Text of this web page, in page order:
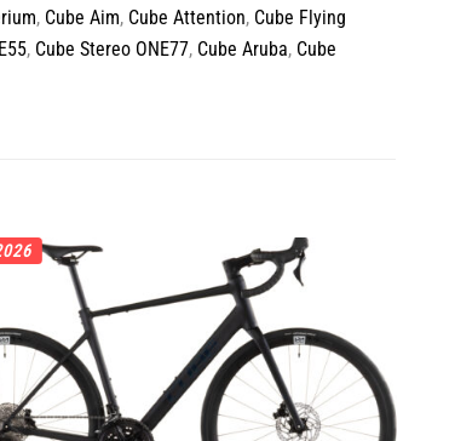
, Cube Aim, Cube Attention, Cube Flying
, Cube Stereo ONE77, Cube Aruba, Cube